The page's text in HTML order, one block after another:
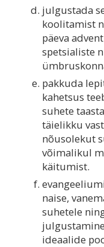
julgustada
koolitamist
päeva
spetsialiste
pakkuda
kahetsus
suhete
täielikku
nõusolekut
võimalikul
käitumist.
naise,
suhetele
ideaalide